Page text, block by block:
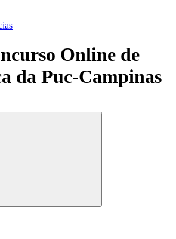
Online de
da Puc-Campinas
Compartilhar